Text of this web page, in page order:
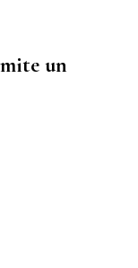
un